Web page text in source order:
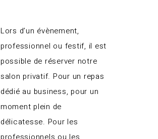
Lors d’un évènement,
professionnel ou festif, il est
possible de réserver notre
salon privatif. Pour un repas
dédié au business, pour un
moment plein de
délicatesse. Pour les